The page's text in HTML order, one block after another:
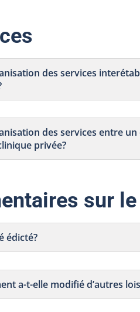
des services
des services entre
privée?
sur
édicté?
a-t-elle modifié d’autres